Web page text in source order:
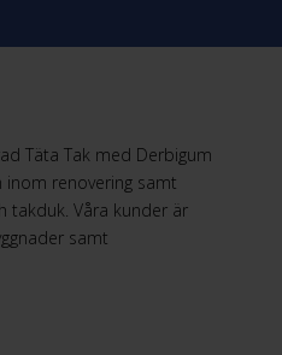
Täta Tak med Derbigum
renovering samt
takduk. Våra kunder är
samt